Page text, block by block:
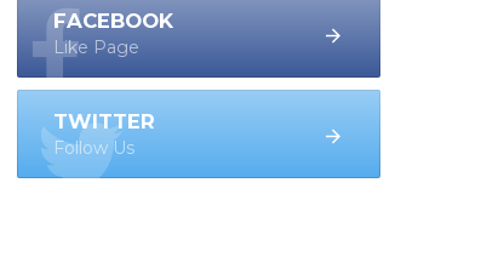
FACEBOOK
Like Page
TWITTER
Follow Us